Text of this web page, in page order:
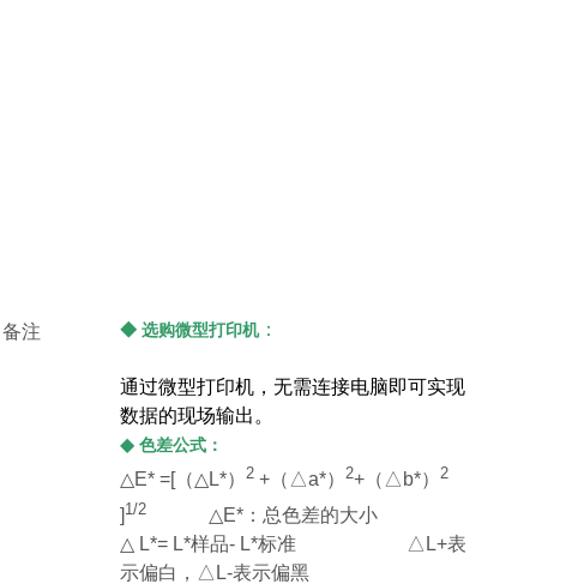
备注 ◆ 选购微型打印机：
通过微型打印机，无需连接电脑即可实现
数据的现场输出。
◆ 色差公式：
△E* =[（△L*） 2 +（△a*） 2+（△b*） 2
] 1/2 △E*：总色差的大小
△ L*= L*样品- L*标准 △L+表
示偏白，△L-表示偏黑